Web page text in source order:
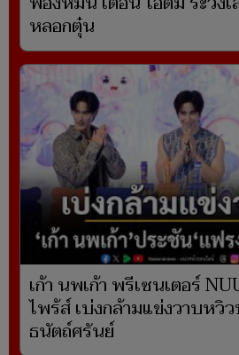
หลอกตุ๋น
เก้า นพเก้า พรีเซนเตอร์
ไพร้ส์ เบ่งกล้ามแข่งวาบหวิ
ธนัตถ์ศรันย์